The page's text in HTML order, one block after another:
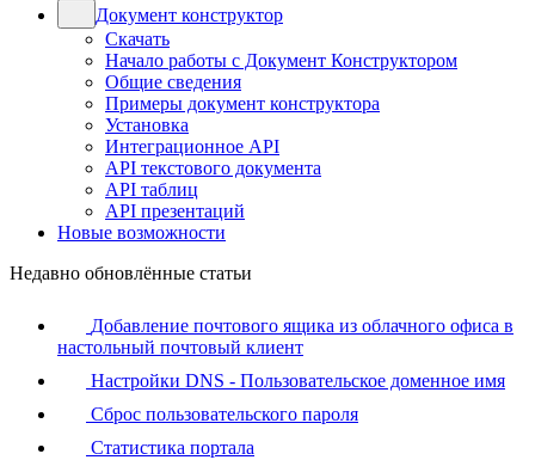
Документ конструктор
Скачать
Начало работы с Документ Конструктором
Общие сведения
Примеры документ конструктора
Установка
Интеграционное API
API текстового документа
API таблиц
API презентаций
Новые возможности
Недавно обновлённые статьи
Добавление почтового ящика из облачного офиса в
настольный почтовый клиент
Настройки DNS - Пользовательское доменное имя
Сброс пользовательского пароля
Статистика портала